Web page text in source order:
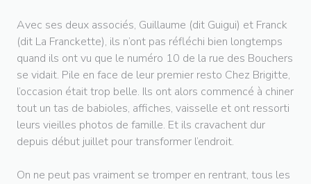
Avec ses deux associés, Guillaume (dit Guigui) et Franck
(dit La Franckette), ils n’ont pas réfléchi bien longtemps
quand ils ont vu que le numéro 10 de la rue des Bouchers
se vidait. Pile en face de leur premier resto Chez Brigitte,
l’occasion était trop belle. Ils ont alors commencé à chiner
tout un tas de babioles, affiches, vaisselle et ont ressorti
leurs vieilles photos de famille. Et ils cravachent dur
depuis début juillet pour transformer l’endroit.
On ne peut pas vraiment se tromper en rentrant, tous les